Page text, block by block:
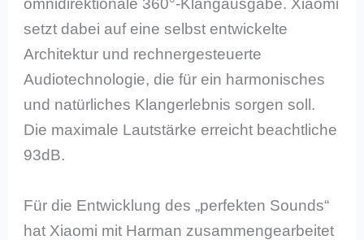
omnidirektionale 360°-Klangausgabe. Xiaomi
setzt dabei auf eine selbst entwickelte
Architektur und rechnergesteuerte
Audiotechnologie, die für ein harmonisches
und natürliches Klangerlebnis sorgen soll.
Die maximale Lautstärke erreicht beachtliche
93dB.
Für die Entwicklung des „perfekten Sounds“
hat Xiaomi mit Harman zusammengearbeitet